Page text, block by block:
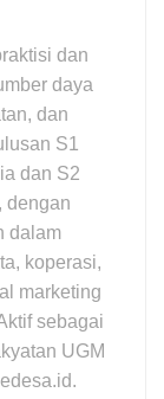
dan
daya
dan
S1
dan S2
dengan
dalam
koperasi,
marketing
sebagai
UGM